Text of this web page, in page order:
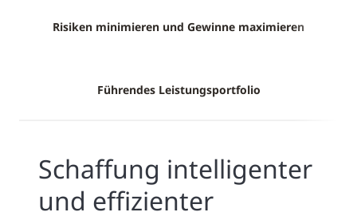
Risiken minimieren und Gewinne maximieren
Führendes Leistungsportfolio
Schaffung intelligenter
und effizienter